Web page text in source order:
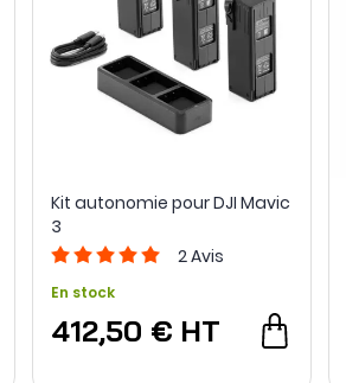
Kit autonomie pour DJI Mavic
3
2Avis
En stock
412,50 € HT